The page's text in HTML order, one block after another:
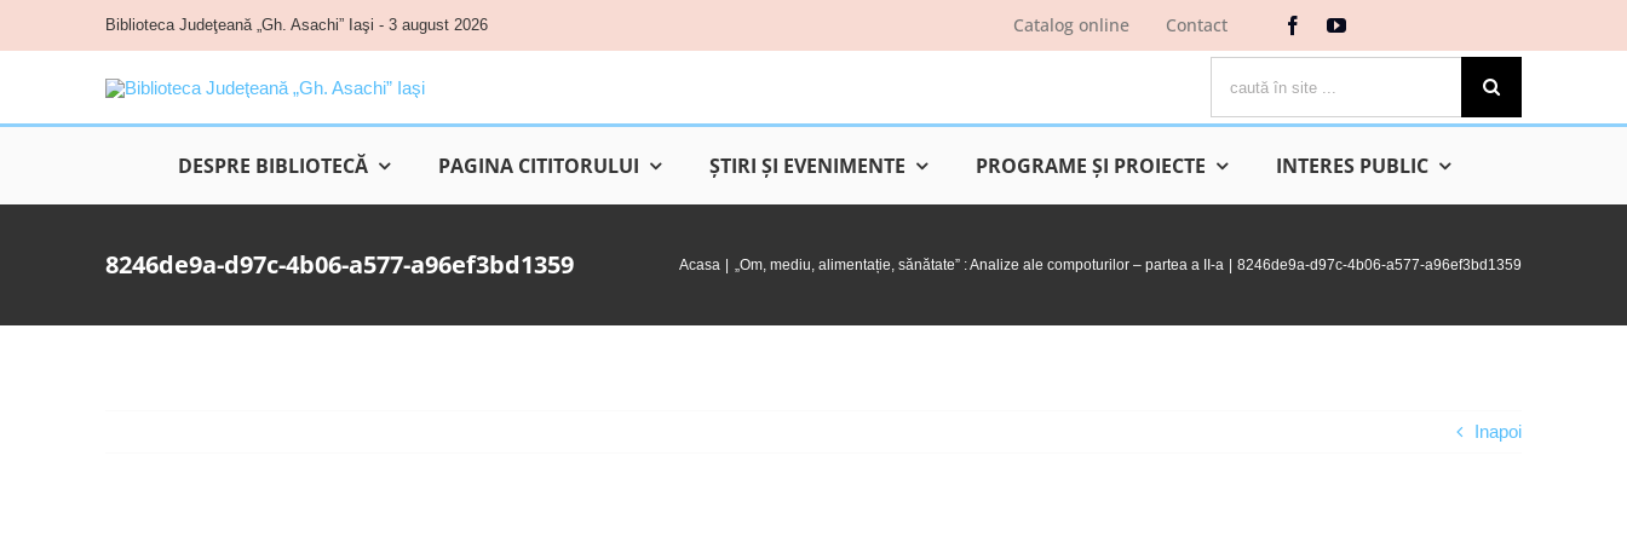
content
Biblioteca Judeţeană „Gh. Asachi” Iaşi - 3 august 2026 Catalog online Contact
DESPRE BIBLIOTECĂ PAGINA CITITORULUI ŞTIRI ŞI EVENIMENTE PROGRAME ŞI PROIECTE INTERES PUBLIC
8246de9a-d97c-4b06-a577-a96ef3bd1359 Acasa „Om, mediu, alimentație, sănătate” : Analize ale compoturilor – partea a II-a 8246de9a-d97c-4b06-a577-a96ef3bd1359
Inapoi